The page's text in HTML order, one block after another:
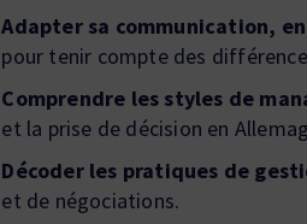
Adapter sa communication,
pour tenir compte des
Comprendre les styles de
et la prise de décision en
Décoder les pratiques de
et de négociations.